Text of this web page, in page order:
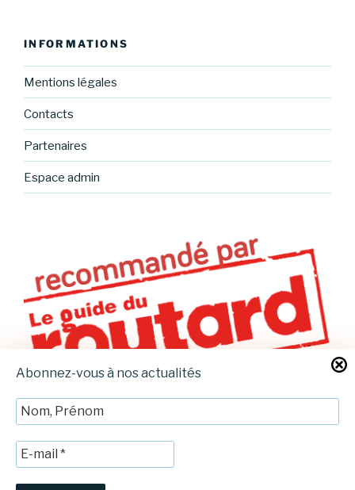
Abonnez-vous à nos actualités
INFORMATIONS
Mentions légales
Contacts
Partenaires
Espace admin
Mentions légales